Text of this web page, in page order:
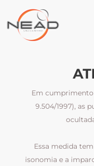
Em cumprimento
9.504/1997), as
Essa medida
isonomia e a